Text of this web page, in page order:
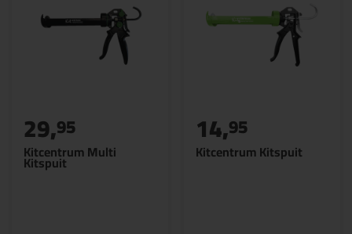
Kitcentrum Multi
Kitspuit
29,95
Kitcentrum Kitspuit
14,95